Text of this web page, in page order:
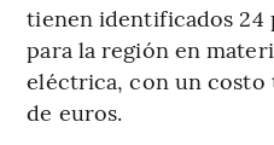
tienen identificados 24
para la región en
eléctrica, con un costo
de euros.